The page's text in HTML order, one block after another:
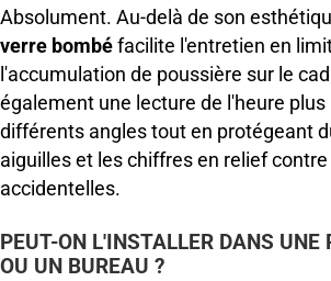
Absolument. Au-delà de son
verre bombéfacilite l'entretien en
l'accumulation de poussière sur le
également une lecture de l'heure plus
différents angles tout en protégeant
aiguilles et les chiffres en relief
accidentelles.
PEUT-ON L'INSTALLER DANS UNE
OU UN BUREAU ?